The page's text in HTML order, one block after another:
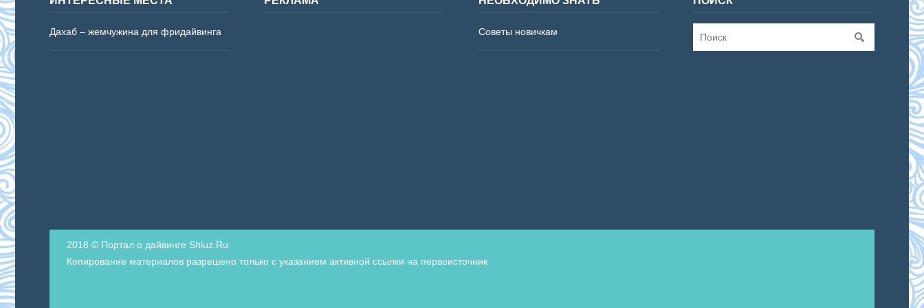
Дахаб – жемчужина для фридайвинга Советы новичкам
2018 © Портал о дайвинге Shluz.Ru
Копирование материалов разрешено только с указанием активной ссылки на первоисточник